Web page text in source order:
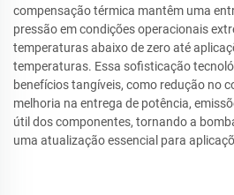
compensação térmica mantêm uma
pressão em condições operacionais
temperaturas abaixo de zero até
temperaturas. Essa sofisticação
benefícios tangíveis, como redução no
melhoria na entrega de potência,
útil dos componentes, tornando a
uma atualização essencial para